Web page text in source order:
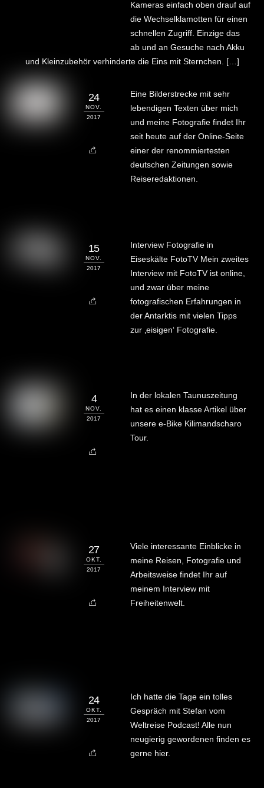
Kameras einfach oben drauf auf
die Wechselklamotten für einen
schnellen Zugriff. Einzige das
ab und an Gesuche nach Akku
und Kleinzubehör verhinderte die Eins mit Sternchen. […]
24
NOV.
2017
Eine Bilderstrecke mit sehr
lebendigen Texten über mich
und meine Fotografie findet Ihr
seit heute auf der Online-Seite
einer der renommiertesten
deutschen Zeitungen sowie
Reiseredaktionen.
15
NOV.
2017
Interview Fotografie in
Eiseskälte FotoTV Mein zweites
Interview mit FotoTV ist online,
und zwar über meine
fotografischen Erfahrungen in
der Antarktis mit vielen Tipps
zur ‚eisigen‘ Fotografie.
4
NOV.
2017
In der lokalen Taunuszeitung
hat es einen klasse Artikel über
unsere e-Bike Kilimandscharo
Tour.
27
OKT.
2017
Viele interessante Einblicke in
meine Reisen, Fotografie und
Arbeitsweise findet Ihr auf
meinem Interview mit
Freiheitenwelt.
24
OKT.
2017
Ich hatte die Tage ein tolles
Gespräch mit Stefan vom
Weltreise Podcast! Alle nun
neugierig gewordenen finden es
gerne hier.